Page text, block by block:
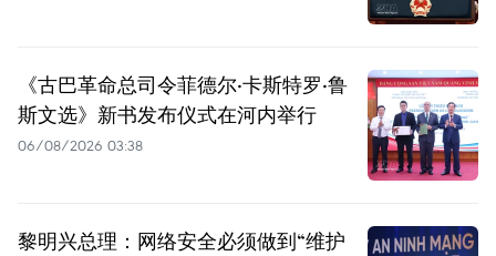
《古巴革命总司令菲德尔·卡斯特罗·鲁
斯文选》新书发布仪式在河内举行
06/08/2026 03:38
黎明兴总理：网络安全必须做到“维护